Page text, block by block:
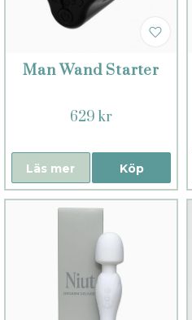
Man Wand Starter
629 kr
Köp
Läs mer